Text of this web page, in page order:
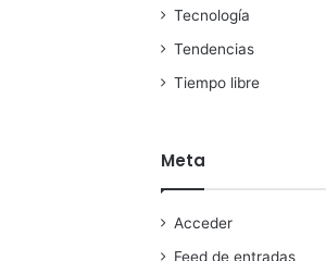
Tecnología
Tendencias
Tiempo libre
Meta
Acceder
Feed de entradas